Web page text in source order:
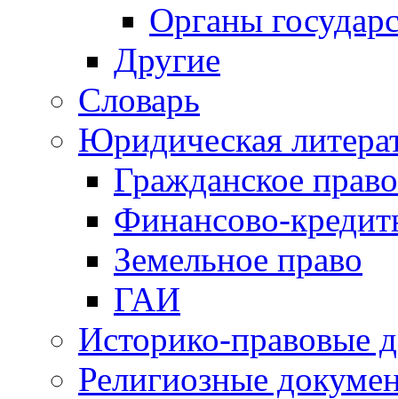
Органы
Другие
Словарь
Юридическая
Гражданское право
Финансово-
Земельное право
ГАИ
Историко-правовые
Религиозные